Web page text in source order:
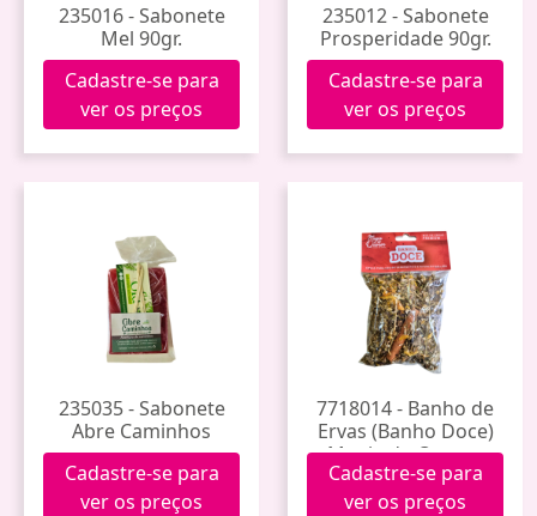
235016 - Sabonete
Mel 90gr.
Cadastre-se para
ver os preços
235012 - Sabonete
Prosperidade 90gr.
Cadastre-se para
ver os preços
235035 - Sabonete
Abre Caminhos
Cadastre-se para
ver os preços
7718014 - Banho de
Ervas (Banho Doce)
Magia do Querer
Cadastre-se para
ver os preços